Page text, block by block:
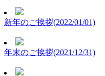
新年のご挨拶(2022/01/01)
年末のご挨拶(2021/12/31)